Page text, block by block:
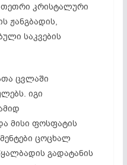
თეთრი კრისტალური
ჟანგბადის,
საკვების
ცვლაში
იგი
მისი ფოსფატის
ცოცხალ
გადატანის